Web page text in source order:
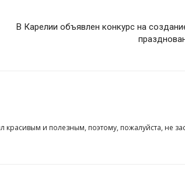
В Карелии объявлен конкурс на
и полезным, поэтому, пожалуйста, не